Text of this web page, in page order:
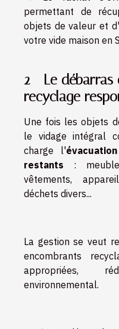
permettant de
objets de valeur et
votre vide maison en
2 - Le débarras
recyclage
Une fois les objets
le vidage intégral
charge l'
restants :
vêtements,
déchets divers...
La gestion se veut
encombrants
appropriées,
environnemental.